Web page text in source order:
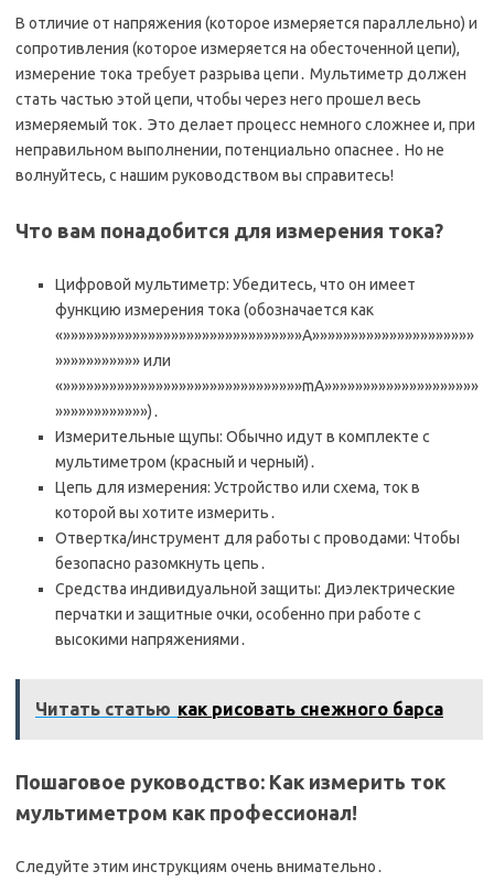
В отличие от напряжения (которое измеряется параллельно) и
сопротивления (которое измеряется на обесточенной цепи),
измерение тока требует разрыва цепи․ Мультиметр должен
стать частью этой цепи, чтобы через него прошел весь
измеряемый ток․ Это делает процесс немного сложнее и, при
неправильном выполнении, потенциально опаснее․ Но не
волнуйтесь, с нашим руководством вы справитесь!
Что вам понадобится для измерения тока?
Цифровой мультиметр: Убедитесь, что он имеет
функцию измерения тока (обозначается как
«»»»»»»»»»»»»»»»»»»»»»»»»»»»»»»»A»»»»»»»»»»»»»»»»»»»»»
»»»»»»»»»»» или
«»»»»»»»»»»»»»»»»»»»»»»»»»»»»»»»mA»»»»»»»»»»»»»»»»»»»»
»»»»»»»»»»»»)․
Измерительные щупы: Обычно идут в комплекте с
мультиметром (красный и черный)․
Цепь для измерения: Устройство или схема, ток в
которой вы хотите измерить․
Отвертка/инструмент для работы с проводами: Чтобы
безопасно разомкнуть цепь․
Средства индивидуальной защиты: Диэлектрические
перчатки и защитные очки, особенно при работе с
высокими напряжениями․
Читать статью как рисовать снежного барса
Пошаговое руководство: Как измерить ток
мультиметром как профессионал!
Следуйте этим инструкциям очень внимательно․